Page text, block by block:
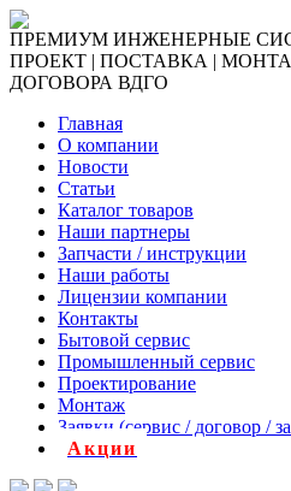
ПРЕМИУМ ИНЖЕНЕРНЫЕ
ПРОЕКТ | ПОСТАВКА |
ДОГОВОРА ВДГО
Главная
О компании
Новости
Статьи
Каталог товаров
Наши партнеры
Запчасти / инструкции
Наши работы
Лицензии компании
Контакты
Бытовой сервис
Промышленный сервис
Проектирование
Монтаж
Заявки (сервис / договор /
Акции